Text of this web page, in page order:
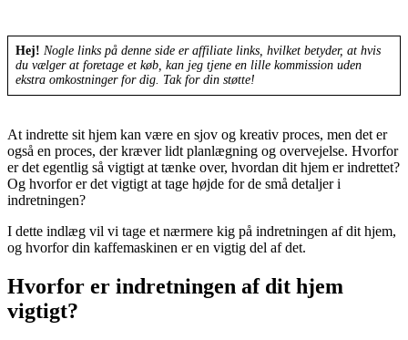
Hej! Nogle links på denne side er affiliate links, hvilket betyder, at hvis
du vælger at foretage et køb, kan jeg tjene en lille kommission uden
ekstra omkostninger for dig. Tak for din støtte!
At indrette sit hjem kan være en sjov og kreativ proces, men det er
også en proces, der kræver lidt planlægning og overvejelse. Hvorfor
er det egentlig så vigtigt at tænke over, hvordan dit hjem er indrettet?
Og hvorfor er det vigtigt at tage højde for de små detaljer i
indretningen?
I dette indlæg vil vi tage et nærmere kig på indretningen af dit hjem,
og hvorfor din kaffemaskinen er en vigtig del af det.
Hvorfor er indretningen af dit hjem
vigtigt?